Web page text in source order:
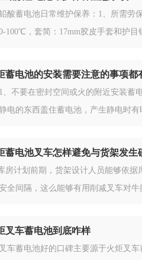
酸蓄电池日常维护保养：1、所需劳
100℃，套简：17mm胶皮手套和护目
蓄电池的安装需要注意的事项都
要在密封空间或火的附近安装蓄
电的东西盖住蓄电池，产生静电
蓄电池叉车怎样避免与货架发生
房计划前期，货架设计人员能够依
全间隔，这么能够有用削减叉车对
叉车蓄电池到底咋样
车蓄电池好的口碑主要源于火炬叉